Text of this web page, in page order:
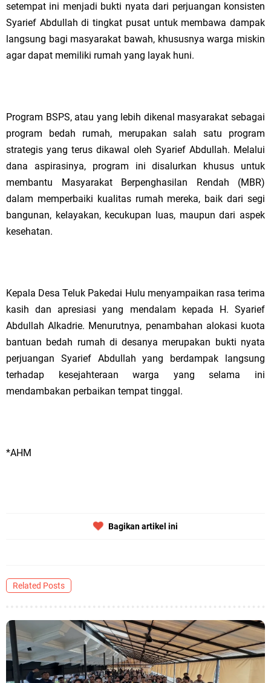
setempat ini menjadi bukti nyata dari perjuangan konsisten
Syarief Abdullah di tingkat pusat untuk membawa dampak
langsung bagi masyarakat bawah, khususnya warga miskin
agar dapat memiliki rumah yang layak huni.
Program BSPS, atau yang lebih dikenal masyarakat sebagai
program bedah rumah, merupakan salah satu program
strategis yang terus dikawal oleh Syarief Abdullah. Melalui
dana aspirasinya, program ini disalurkan khusus untuk
membantu Masyarakat Berpenghasilan Rendah (MBR)
dalam memperbaiki kualitas rumah mereka, baik dari segi
bangunan, kelayakan, kecukupan luas, maupun dari aspek
kesehatan.
Kepala Desa Teluk Pakedai Hulu menyampaikan rasa terima
kasih dan apresiasi yang mendalam kepada H. Syarief
Abdullah Alkadrie. Menurutnya, penambahan alokasi kuota
bantuan bedah rumah di desanya merupakan bukti nyata
perjuangan Syarief Abdullah yang berdampak langsung
terhadap kesejahteraan warga yang selama ini
mendambakan perbaikan tempat tinggal.
*AHM
Bagikan artikel ini
Related Posts